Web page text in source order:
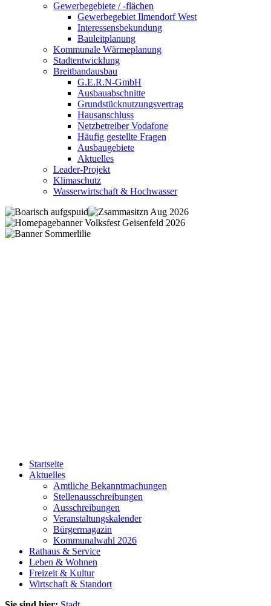
Gewerbegebiete / -flächen
Gewerbegebiet Ilmendorf West
Interessensbekundung
Bauleitplanung
Kommunale Wärmeplanung
Stadtentwicklung
Breitbandausbau
G.E.R.N-GmbH
Ausbauabschnitte
Grundstücknutzungsvertrag
Hausanschluss
Netzbetreiber Vodafone
Häufig gestellte Fragen
Ausbaugebiete
Aktuelles
Leader-Projekt
Klimaschutz
Wasserwirtschaft & Hochwasser
Startseite
Aktuelles
Amtliche Bekanntmachungen
Stellenausschreibungen
Ausschreibungen
Veranstaltungskalender
Bürgermagazin
Kommunalwahl 2026
Rathaus & Service
Leben & Wohnen
Freizeit & Kultur
Wirtschaft & Standort